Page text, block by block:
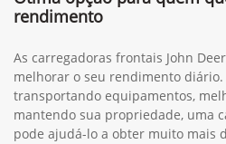
rendimento
As carregadoras frontais John
melhorar o seu rendimento
transportando equipamentos,
mantendo sua propriedade, uma
pode ajudá-lo a obter muito mais